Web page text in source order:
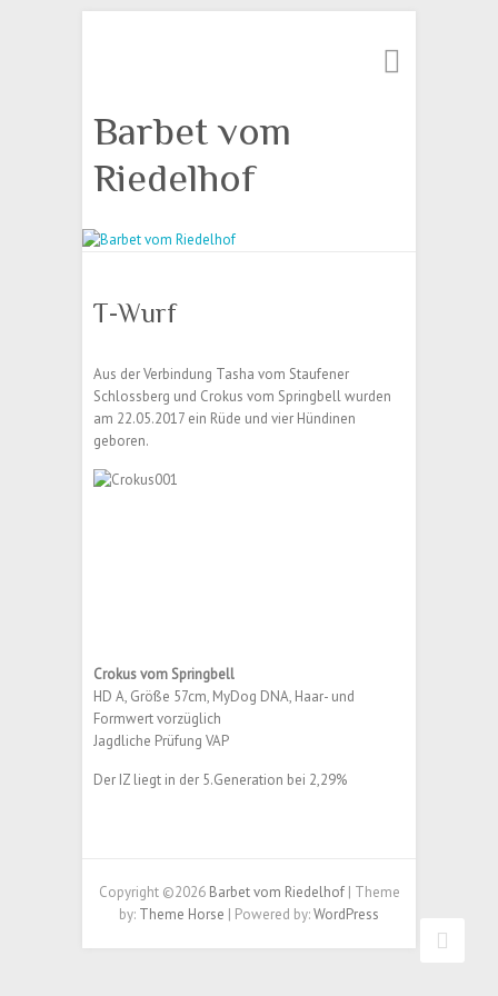
Barbet vom
Riedelhof
T-Wurf
Aus der Verbindung Tasha vom Staufener
Schlossberg und Crokus vom Springbell wurden
am 22.05.2017 ein Rüde und vier Hündinen
geboren.
Crokus vom Springbell
HD A, Größe 57cm, MyDog DNA, Haar- und
Formwert vorzüglich
Jagdliche Prüfung VAP
Der IZ liegt in der 5.Generation bei 2,29%
Copyright ©2026 Barbet vom Riedelhof| Theme
by: Theme Horse | Powered by:WordPress